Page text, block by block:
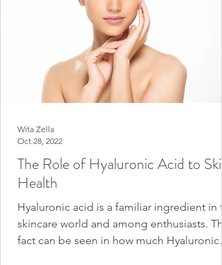
The Role of Hyaluronic Acid to Skin
Health
Hyaluronic acid is a familiar ingredient in
skincare world and among enthusiasts.
fact can be seen in how much Hyaluronic
Wita Zella
Oct 28, 2022